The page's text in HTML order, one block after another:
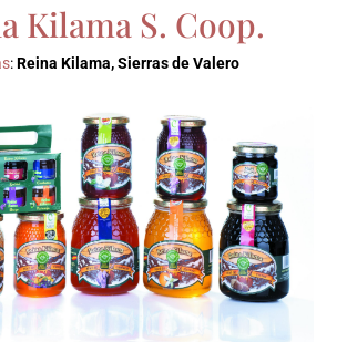
Kilama S. Coop.
:Reina Kilama, Sierras de Valero